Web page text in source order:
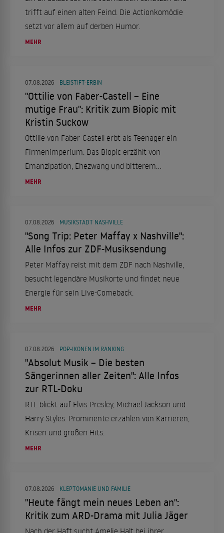
trifft auf einen alten Feind. Die Actionkomödie
setzt vor allem auf derben Humor.
MEHR
07.08.2026 BLEISTIFT-ERBIN
"Ottilie von Faber-Castell – Eine
mutige Frau": Kritik zum Biopic mit
Kristin Suckow
Ottilie von Faber-Castell erbt als Teenager ein
Firmenimperium. Das Biopic erzählt von
Emanzipation, Ehezwang und bitterem
Scheitern.
MEHR
07.08.2026 MUSIKSTADT NASHVILLE
"Song Trip: Peter Maffay x Nashville":
Alle Infos zur ZDF-Musiksendung
Peter Maffay reist mit dem ZDF nach Nashville,
besucht legendäre Musikorte und findet neue
Energie für sein Live-Comeback.
MEHR
07.08.2026 POP-IKONEN IM RANKING
"Absolut Musik – Die besten
Sängerinnen aller Zeiten": Alle Infos
zur RTL-Doku
RTL blickt auf Elvis Presley, Michael Jackson und
Harry Styles. Prominente erzählen von Karrieren,
Krisen und großen Hits.
MEHR
07.08.2026 KLEPTOMANIE UND FAMILIE
"Heute fängt mein neues Leben an":
Kritik zum ARD-Drama mit Julia Jäger
Nach der Haft sucht Amelie Halt bei ihrer